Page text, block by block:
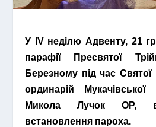
У IV неділю Адвенту, 21
парафії Пресвятої
Березному під час
ординарій Мукачівської
Микола Лучок ОР,
встановлення пароха.